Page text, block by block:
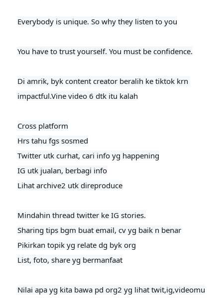
Everybody is unique. So why they listen to you
You have to trust yourself. You must be confidence.
Di amrik, byk content creator beralih ke tiktok krn
impactful.Vine video 6 dtk itu kalah
Cross platform
Hrs tahu fgs sosmed
Twitter utk curhat, cari info yg happening
IG utk jualan, berbagi info
Lihat archive2 utk direproduce
Mindahin thread twitter ke IG stories.
Sharing tips bgm buat email, cv yg baik n benar
Pikirkan topik yg relate dg byk org
List, foto, share yg bermanfaat
Nilai apa yg kita bawa pd org2 yg lihat twit,ig,videomu